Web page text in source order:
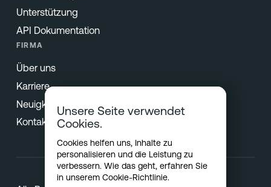
Unterstützung
API Dokumentation
FIRMA
Über uns
Karriere
Neuigkeiten & Presse
Kontakt
Unsere Seite verwendet
Cookies.
Cookies helfen uns, Inhalte zu
personalisieren und die Leistung zu
verbessern. Wie das geht, erfahren Sie
in unserem Cookie-Richtlinie.